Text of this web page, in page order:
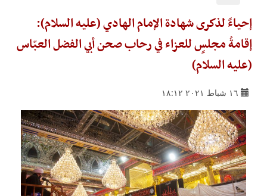
إحياءً لذكرى شهادة الإمام الهادي (عليه السلام):
إقامةُ مجلسٍ للعزاء في رحاب صحن أبي الفضل العبّاس
(عليه السلام)
١٦ شباط ٢٠٢١ ١٨:١٢